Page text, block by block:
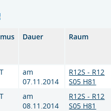
Dauer Raum
am
07.11.2014
R12S - R12
S05 H81
am
08.11.2014
R12S - R12
S05 H81